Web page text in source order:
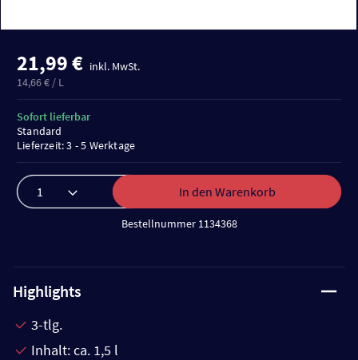
21,99 € inkl. MwSt.
14,66 € / L
In den Warenkorb
Bestellnummer 1134368
Sofort lieferbar
Standard
Lieferzeit: 3 - 5 Werktage
Highlights
3-tlg.
Inhalt: ca. 1,5 l